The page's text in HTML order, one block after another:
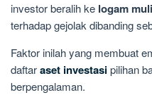
investor beralih ke logam
terhadap gejolak dibanding
Faktor inilah yang membuat
daftaraset investasipilihan
berpengalaman.